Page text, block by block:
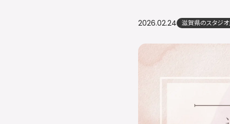
2026.02.24 滋賀県のスタジ